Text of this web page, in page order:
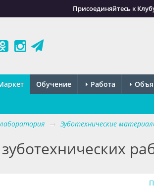
Присоединяйтесь к
Обучение Работа
→ Зуботехнические